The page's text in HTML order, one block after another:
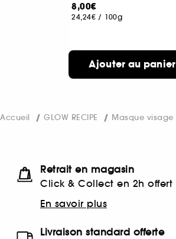
8,00€
24,24€ / 100g
Ajouter au panier
Accueil GLOW RECIPE Masque visage
Retrait en magasin
Click & Collect en 2h offert
En savoir plus
Livraison standard offerte